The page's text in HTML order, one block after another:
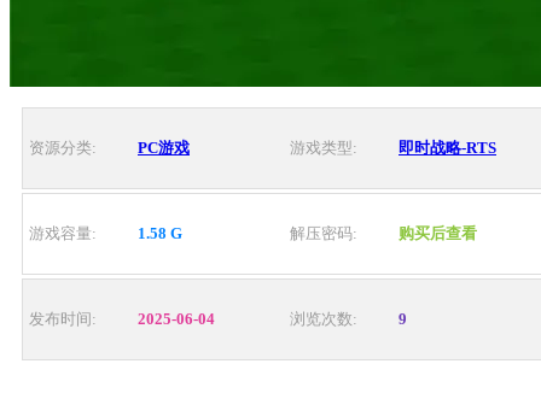
资源分类: PC游戏 游戏类型: 即时战略-RTS
游戏容量: 1.58 G 解压密码: 购买后查看
发布时间: 2025-06-04 浏览次数: 9